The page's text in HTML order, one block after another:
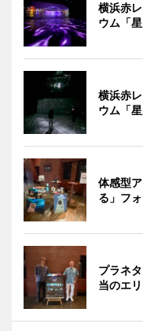
横浜赤
ウム「
横浜赤
ウム「
体感型
る」フ
プラネ
当のエ